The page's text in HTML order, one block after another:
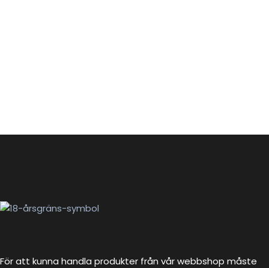
För att kunna handla produkter från vår webbshop måste